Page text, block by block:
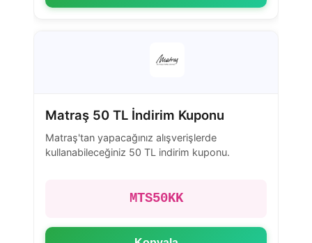
Matraş 50 TL İndirim Kuponu
Matraş'tan yapacağınız alışverişlerde
kullanabileceğiniz 50 TL indirim kuponu.
MTS50KK